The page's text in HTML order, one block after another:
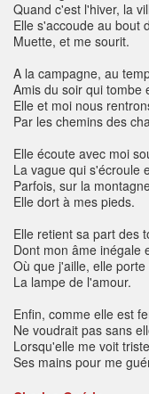
Quand c'est l'hiver, la
Elle s'accoude au bout
Muette, et me sourit.
A la campagne, au
Amis du soir qui tombe
Elle et moi nous
Par les chemins des
Elle écoute avec moi
La vague qui s'écroule
Parfois, sur la
Elle dort à mes pieds.
Elle retient sa part des
Dont mon âme inégale
Où que j'aille, elle
La lampe de l'amour.
Enfin, comme elle est
Ne voudrait pas sans
Lorsqu'elle me voit
Ses mains pour me